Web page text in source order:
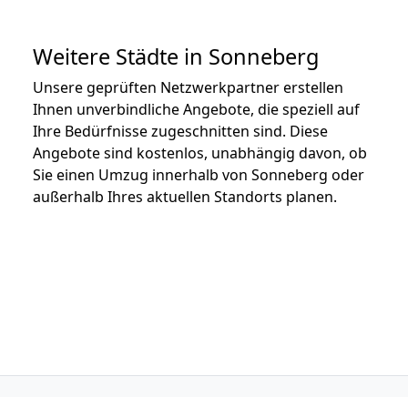
Weitere Städte in Sonneberg
Unsere geprüften Netzwerkpartner erstellen
Ihnen unverbindliche Angebote, die speziell auf
Ihre Bedürfnisse zugeschnitten sind. Diese
Angebote sind kostenlos, unabhängig davon, ob
Sie einen Umzug innerhalb von Sonneberg oder
außerhalb Ihres aktuellen Standorts planen.